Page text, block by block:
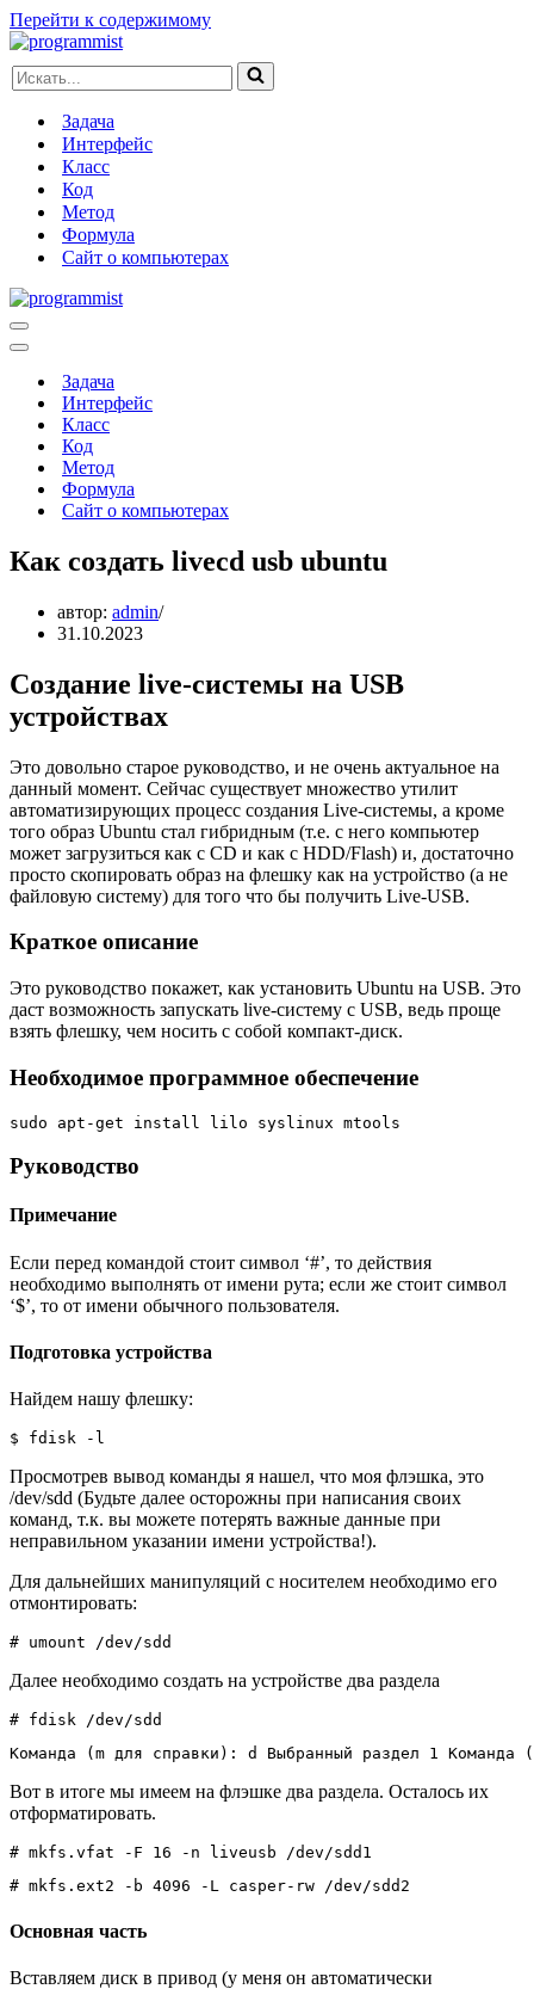
Перейти к содержимому
Искать...
Задача
Интерфейс
Класс
Код
Метод
Формула
Сайт о компьютерах
Меню
навигации
Меню
навигацииЗадача
Интерфейс
Класс
Код
Метод
Формула
Сайт о компьютерах
Как создать livecd usb ubuntu
автор: admin
31.10.2023
Создание live-системы на USB
устройствах
Это довольно старое руководство, и не очень актуальное на
данный момент. Сейчас существует множество утилит
автоматизирующих процесс создания Live-системы, а кроме
того образ Ubuntu стал гибридным (т.е. с него компьютер
может загрузиться как с CD и как с HDD/Flash) и, достаточно
просто скопировать образ на флешку как на устройство (а не
файловую систему) для того что бы получить Live-USB.
Краткое описание
Это руководство покажет, как установить Ubuntu на USB. Это
даст возможность запускать live-систему с USB, ведь проще
взять флешку, чем носить с собой компакт-диск.
Необходимое программное обеспечение
sudo apt-get install lilo syslinux mtools
Руководство
Примечание
Если перед командой стоит символ ‘#’, то действия
необходимо выполнять от имени рута; если же стоит символ
‘$’, то от имени обычного пользователя.
Подготовка устройства
Найдем нашу флешку:
$ fdisk -l
Просмотрев вывод команды я нашел, что моя флэшка, это
/dev/sdd (Будьте далее осторожны при написания своих
команд, т.к. вы можете потерять важные данные при
неправильном указании имени устройства!).
Для дальнейших манипуляций с носителем необходимо его
отмонтировать:
# umount /dev/sdd
Далее необходимо создать на устройстве два раздела
# fdisk /dev/sdd
Команда (m для справки): d Выбранный раздел 1
Вот в итоге мы имеем на флэшке два раздела. Осталось их
отформатировать.
# mkfs.vfat -F 16 -n liveusb /dev/sdd1
# mkfs.ext2 -b 4096 -L casper-rw /dev/sdd2
Основная часть
Вставляем диск в привод (у меня он автоматически